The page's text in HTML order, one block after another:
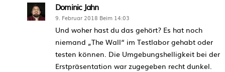
Dominic Jahn
9. Februar 2018 Beim 14:03
Und woher hast du das gehört? Es hat noch
niemand „The Wall“ im Testlabor gehabt oder
testen können. Die Umgebungshelligkeit bei der
Erstpräsentation war zugegeben recht dunkel.